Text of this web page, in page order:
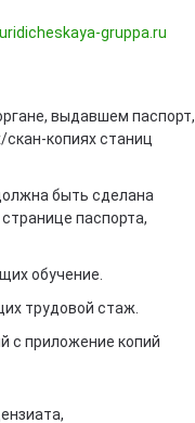
gruppa.ru
выдавшем паспорт,
копиях станиц
быть сделана
паспорта,
обучение.
трудовой стаж.
с приложение копий